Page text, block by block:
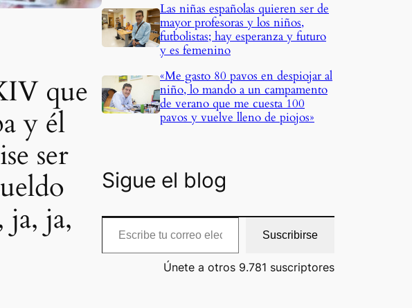
que
y él
ser
ja, ja,
Las niñas españolas quieren ser de
mayor profesoras y los niños,
futbolistas; hay esperanza y futuro
y es femenino
«Me gasto 80 pavos en despiojar al
niño, lo mando a un campamento
de verano que me cuesta 100
pavos y vuelve lleno de piojos»
Sigue el blog
Escribe tu correo electrónico…
Suscribirse
Únete a otros 9.781 suscriptores